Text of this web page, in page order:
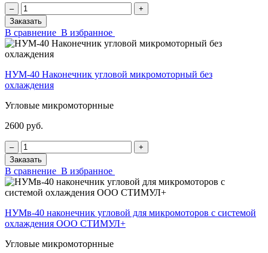
‒
+
Заказать
В сравнение В избранное
НУМ-40 Наконечник угловой микромоторный без
охлаждения
Угловые микромоторнные
2600 руб.
‒
+
Заказать
В сравнение В избранное
НУМв-40 наконечник угловой для микромоторов с системой
охлаждения ООО СТИМУЛ+
Угловые микромоторнные